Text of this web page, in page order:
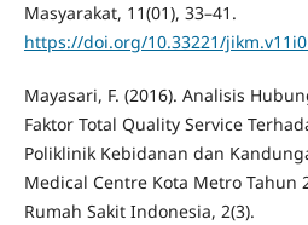
Masyarakat, 11(01), 33–41.
https://doi.org/10.33221/
Mayasari, F. (2016). Analisis
Faktor Total Quality Service
Poliklinik Kebidanan dan
Medical Centre Kota Metro Tahun
Rumah Sakit Indonesia, 2(3).